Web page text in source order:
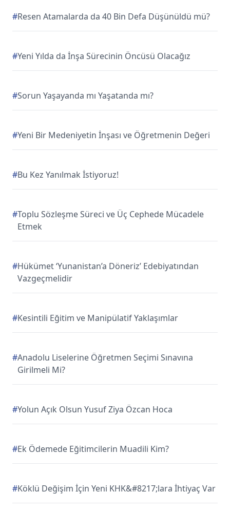
#Resen Atamalarda da 40 Bin Defa Düşünüldü mü?
#Yeni Yılda da İnşa Sürecinin Öncüsü Olacağız
#Sorun Yaşayanda mı Yaşatanda mı?
#Yeni Bir Medeniyetin İnşası ve Öğretmenin Değeri
#Bu Kez Yanılmak İstiyoruz!
#Toplu Sözleşme Süreci ve Üç Cephede Mücadele
Etmek
#Hükümet ‘Yunanistan’a Döneriz’ Edebiyatından
Vazgeçmelidir
#Kesintili Eğitim ve Manipülatif Yaklaşımlar
#Anadolu Liselerine Öğretmen Seçimi Sınavına
Girilmeli Mi?
#Yolun Açık Olsun Yusuf Ziya Özcan Hoca
#Ek Ödemede Eğitimcilerin Muadili Kim?
#Köklü Değişim İçin Yeni KHK&#8217;lara İhtiyaç Var